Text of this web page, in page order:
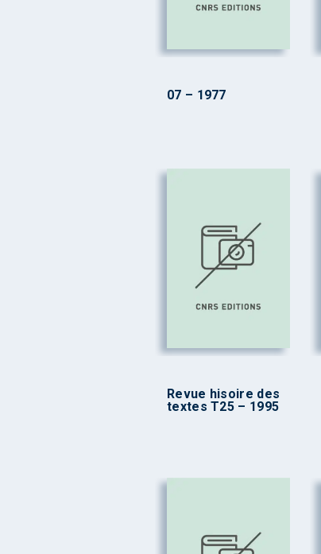
07 – 1977
Revue hisoire des
textes T25 – 1995